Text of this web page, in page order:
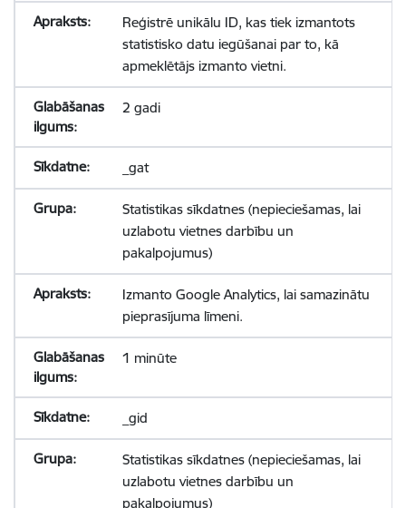
Reģistrē unikālu ID, kas tiek izmantots
statistisko datu iegūšanai par to, kā
apmeklētājs izmanto vietni.
2 gadi
_gat
Statistikas sīkdatnes (nepieciešamas, lai
uzlabotu vietnes darbību un
pakalpojumus)
Izmanto Google Analytics, lai samazinātu
pieprasījuma līmeni.
1 minūte
_gid
Statistikas sīkdatnes (nepieciešamas, lai
uzlabotu vietnes darbību un
pakalpojumus)